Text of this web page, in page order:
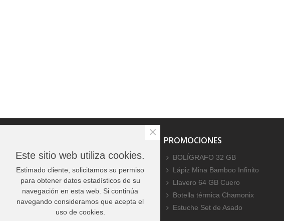
No hay productos
PROMOCIONES
BOLÍGRAFO 32 GB
Lápiz Mina Bamboo Infinito
Llavero 64 GB Cuero
Botella térmica Chamonix
Estuche Set de Asado
Este sitio web utiliza cookies.
Estimado cliente, solicitamos su permiso
para obtener datos estadísticos de su
navegación en esta web. Si continúa
navegando consideramos que acepta el
uso de cookies.
×